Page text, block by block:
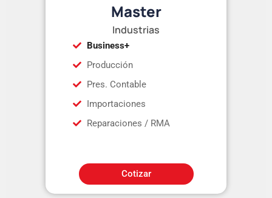
Master
Industrias
Business+
Producción
Pres. Contable
Importaciones
Reparaciones / RMA
Cotizar